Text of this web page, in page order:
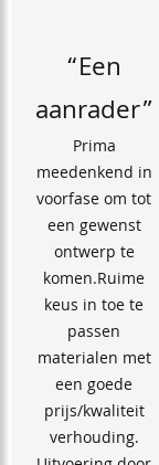
“Een
aanrader”
Prima
meedenkend in
voorfase om tot
een gewenst
ontwerp te
komen.Ruime
keus in toe te
passen
materialen met
een goede
prijs/kwaliteit
verhouding.